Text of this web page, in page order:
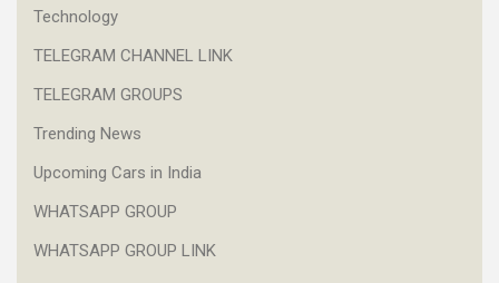
Technology
TELEGRAM CHANNEL LINK
TELEGRAM GROUPS
Trending News
Upcoming Cars in India
WHATSAPP GROUP
WHATSAPP GROUP LINK